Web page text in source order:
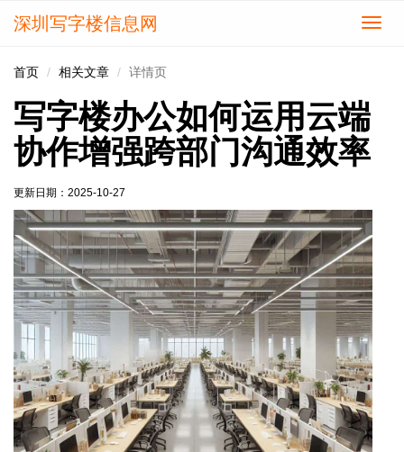
切
深圳写字楼信息网
首页 相关文章 详情页
写字楼办公如何运用云端
协作增强跨部门沟通效率
更新日期： 2025-10-27